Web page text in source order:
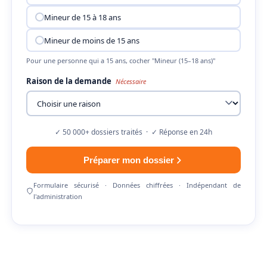
Mineur de 15 à 18 ans
Mineur de moins de 15 ans
Pour une personne qui a 15 ans, cocher "Mineur (15–18 ans)"
Raison de la demande Nécessaire
✓ 50 000+ dossiers traités · ✓ Réponse en 24h
Préparer mon dossier
Formulaire sécurisé · Données chiffrées · Indépendant de
l'administration